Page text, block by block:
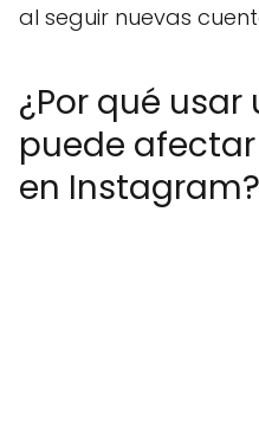
al seguir nuevas
¿Por qué usar
puede
en Instagram?